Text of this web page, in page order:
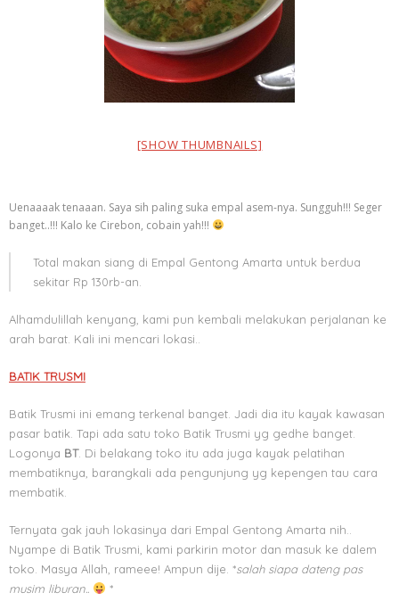
[SHOW THUMBNAILS]
Uenaaaak tenaaan. Saya sih paling suka empal asem-nya. Sungguh!!! Seger
banget..!!! Kalo ke Cirebon, cobain yah!!!
Total makan siang di Empal Gentong Amarta untuk berdua
sekitar Rp 130rb-an.
Alhamdulillah kenyang, kami pun kembali melakukan perjalanan ke
arah barat. Kali ini mencari lokasi..
BATIK TRUSMI
Batik Trusmi ini emang terkenal banget. Jadi dia itu kayak kawasan
pasar batik. Tapi ada satu toko Batik Trusmi yg gedhe banget.
Logonya BT. Di belakang toko itu ada juga kayak pelatihan
membatiknya, barangkali ada pengunjung yg kepengen tau cara
membatik.
Ternyata gak jauh lokasinya dari Empal Gentong Amarta nih..
Nyampe di Batik Trusmi, kami parkirin motor dan masuk ke dalem
toko. Masya Allah, rameee! Ampun dije. *salah siapa dateng pas
musim liburan..
*